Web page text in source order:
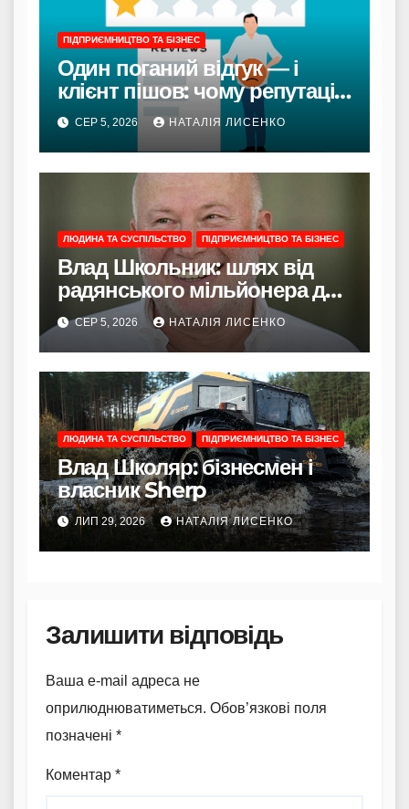
ПІДПРИЄМНИЦТВО ТА БІЗНЕС
Один поганий відгук — і
клієнт пішов: чому репутація
в інтернеті вирішує все
СЕР 5, 2026 НАТАЛІЯ ЛИСЕНКО
ЛЮДИНА ТА СУСПІЛЬСТВО ПІДПРИЄМНИЦТВО ТА БІЗНЕС
Влад Школьник: шлях від
радянського мільйонера до
творця Sherp і життя за
Торою
СЕР 5, 2026 НАТАЛІЯ ЛИСЕНКО
ЛЮДИНА ТА СУСПІЛЬСТВО ПІДПРИЄМНИЦТВО ТА БІЗНЕС
Влад Школяр: бізнесмен і
власник Sherp
ЛИП 29, 2026 НАТАЛІЯ ЛИСЕНКО
Залишити відповідь
Ваша e-mail адреса не
оприлюднюватиметься. Обов’язкові поля
позначені *
Коментар *